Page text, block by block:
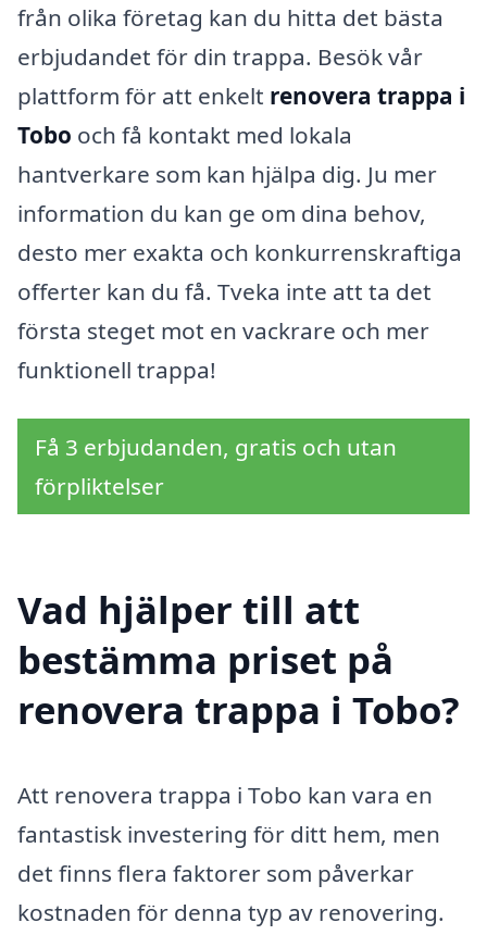
från olika företag kan du hitta det bästa
erbjudandet för din trappa. Besök vår
plattform för att enkelt renovera trappa i
Tobo och få kontakt med lokala
hantverkare som kan hjälpa dig. Ju mer
information du kan ge om dina behov,
desto mer exakta och konkurrenskraftiga
offerter kan du få. Tveka inte att ta det
första steget mot en vackrare och mer
funktionell trappa!
Få 3 erbjudanden, gratis och utan
förpliktelser
Vad hjälper till att
bestämma priset på
renovera trappa i Tobo?
Att renovera trappa i Tobo kan vara en
fantastisk investering för ditt hem, men
det finns flera faktorer som påverkar
kostnaden för denna typ av renovering.